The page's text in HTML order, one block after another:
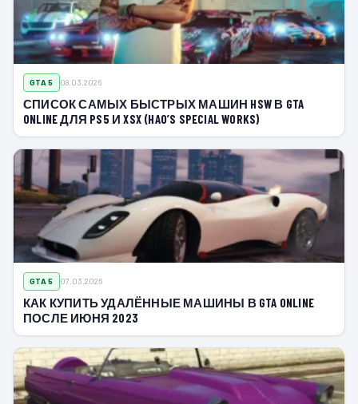
GTA 5 08.03.2026
СПИСОК САМЫХ БЫСТРЫХ МАШИН HSW В GTA
ONLINE ДЛЯ PS5 И XSX (HAO’S SPECIAL WORKS)
GTA 5 07.03.2026
КАК КУПИТЬ УДАЛЁННЫЕ МАШИНЫ В GTA ONLINE
ПОСЛЕ ИЮНЯ 2023